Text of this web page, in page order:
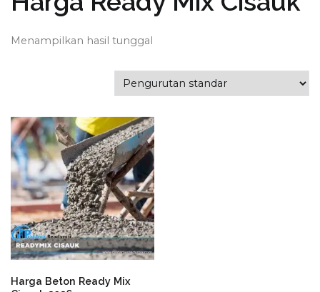
Menampilkan hasil tunggal
Harga Beton Ready Mix